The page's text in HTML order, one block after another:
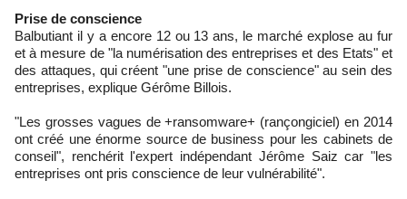
Prise de conscience
Balbutiant il y a encore 12 ou 13 ans, le marché explose au fur
et à mesure de "la numérisation des entreprises et des Etats" et
des attaques, qui créent "une prise de conscience" au sein des
entreprises, explique Gérôme Billois.
"Les grosses vagues de +ransomware+ (rançongiciel) en 2014
ont créé une énorme source de business pour les cabinets de
conseil", renchérit l'expert indépendant Jérôme Saiz car "les
entreprises ont pris conscience de leur vulnérabilité".